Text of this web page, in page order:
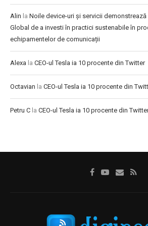
Alin la Noile device-uri și servicii demonstrează
Global de a investi în practici sustenabile în
echipamentelor de comunicații
Alexa la CEO-ul Tesla ia 10 procente din Twitter
Octavian la CEO-ul Tesla ia 10 procente din
Petru C la CEO-ul Tesla ia 10 procente din